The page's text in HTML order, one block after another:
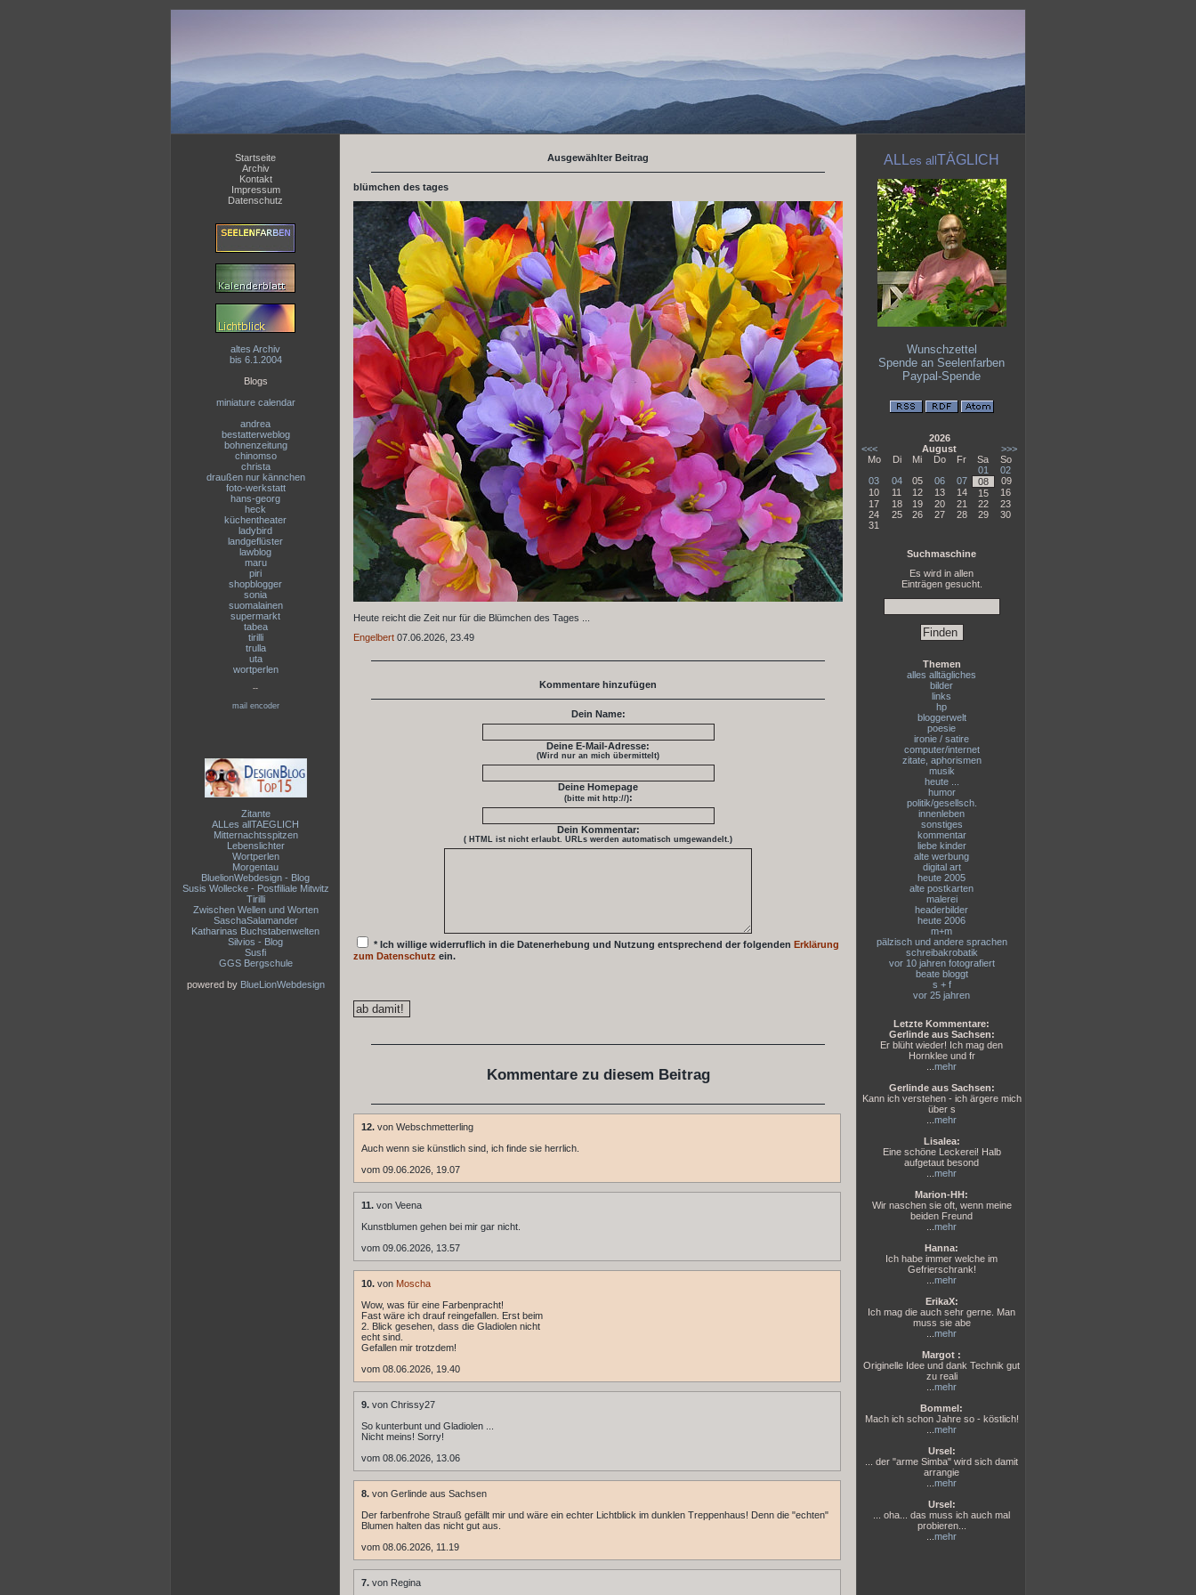
Startseite
Archiv
Kontakt
Impressum
Datenschutz
altes Archiv
bis 6.1.2004
Blogs
miniature calendar
andrea
bestatterweblog
bohnenzeitung
chinomso
christa
draußen nur kännchen
foto-werkstatt
hans-georg
heck
küchentheater
ladybird
landgeflüster
lawblog
maru
piri
shopblogger
sonia
suomalainen
supermarkt
tabea
tirilli
trulla
uta
wortperlen
--
mail encoder
Zitante
ALLes allTAEGLICH
Mitternachtsspitzen
Lebenslichter
Wortperlen
Morgentau
BluelionWebdesign - Blog
Susis Wollecke - Postfiliale Mitwitz
Tirilli
Zwischen Wellen und Worten
SaschaSalamander
Katharinas Buchstabenwelten
Silvios - Blog
Susfi
GGS Bergschule
powered by BlueLionWebdesign
Ausgewählter Beitrag
blümchen des tages
Heute reicht die Zeit nur für die Blümchen des Tages ...
Engelbert 07.06.2026, 23.49
Kommentare hinzufügen
Dein Name:
Deine E-Mail-Adresse:
(Wird nur an mich übermittelt)
Deine Homepage
(bitte mit http://):
Dein Kommentar:
( HTML ist nicht erlaubt. URLs werden automatisch umgewandelt.)
* Ich willige widerruflich in die Datenerhebung und Nutzung entsprechend der folgenden Erklärung
zum Datenschutz ein.
Kommentare zu diesem Beitrag
12. von Webschmetterling
Auch wenn sie künstlich sind, ich finde sie herrlich.
vom 09.06.2026, 19.07
11. von Veena
Kunstblumen gehen bei mir gar nicht.
vom 09.06.2026, 13.57
10. von Moscha
Wow, was für eine Farbenpracht!
Fast wäre ich drauf reingefallen. Erst beim
2. Blick gesehen, dass die Gladiolen nicht
echt sind.
Gefallen mir trotzdem!
vom 08.06.2026, 19.40
9. von Chrissy27
So kunterbunt und Gladiolen ...
Nicht meins! Sorry!
vom 08.06.2026, 13.06
8. von Gerlinde aus Sachsen
Der farbenfrohe Strauß gefällt mir und wäre ein echter Lichtblick im dunklen Treppenhaus! Denn die "echten"
Blumen halten das nicht gut aus.
vom 08.06.2026, 11.19
7. von Regina
ALLes all TÄGLICH
Wunschzettel
Spende an Seelenfarben
Paypal-Spende
2026
<<<
August
>>>
Mo
Di Mi Do Fr Sa
So
01
02
03
04 05 06 07 08
09
10
11 12 13 14 15
16
17
18 19 20 21 22
23
24
25 26 27 28 29
30
31
Suchmaschine
Es wird in allen
Einträgen gesucht.
Themen
alles alltägliches
bilder
links
hp
bloggerwelt
poesie
ironie / satire
computer/internet
zitate, aphorismen
musik
heute ...
humor
politik/gesellsch.
innenleben
sonstiges
kommentar
liebe kinder
alte werbung
digital art
heute 2005
alte postkarten
malerei
headerbilder
heute 2006
m+m
pälzisch und andere sprachen
schreibakrobatik
vor 10 jahren fotografiert
beate bloggt
s + f
vor 25 jahren
Letzte Kommentare:
Gerlinde aus Sachsen:
Er blüht wieder! Ich mag den
Hornklee und fr
mehr
Gerlinde aus Sachsen:
Kann ich verstehen - ich ärgere mich
über s
mehr
Lisalea:
Eine schöne Leckerei! Halb
aufgetaut besond
mehr
Marion-HH:
Wir naschen sie oft, wenn meine
beiden Freund
mehr
Hanna:
Ich habe immer welche im
Gefrierschrank!
mehr
ErikaX:
Ich mag die auch sehr gerne. Man
muss sie abe
mehr
Margot :
Originelle Idee und dank Technik gut
zu reali
mehr
Bommel:
Mach ich schon Jahre so - köstlich!
mehr
Ursel:
... der "arme Simba" wird sich damit
arrangie
mehr
Ursel:
... oha... das muss ich auch mal
probieren...
mehr